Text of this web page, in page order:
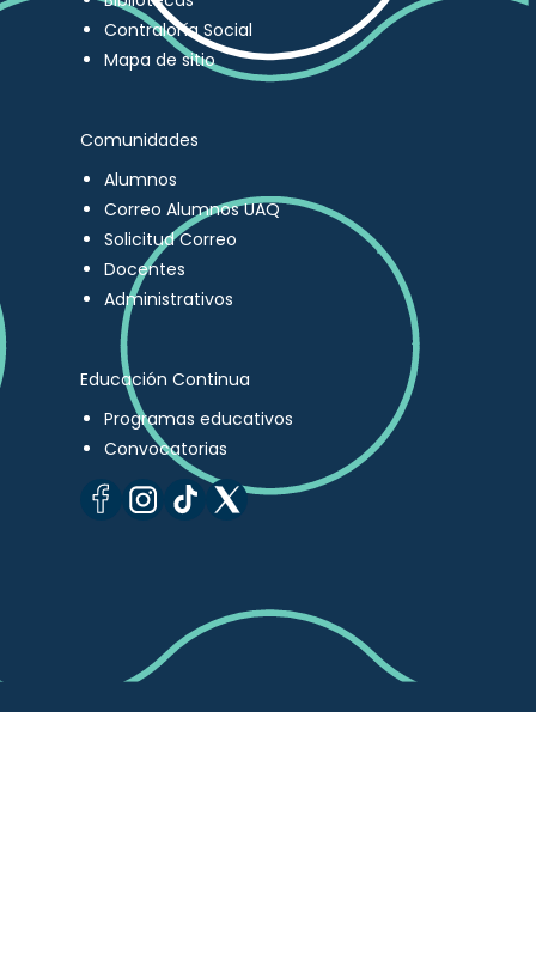
Contraloría Social
Mapa de sitio
Comunidades
Alumnos
Correo Alumnos UAQ
Solicitud Correo
Docentes
Administrativos
Educación Continua
Programas educativos
Convocatorias